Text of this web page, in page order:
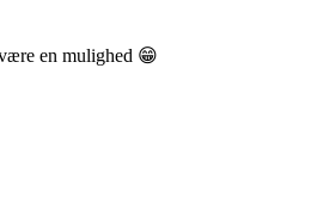
en mulighed 😁